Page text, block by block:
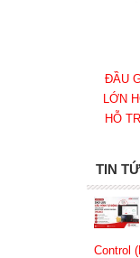
ĐẦU
LỚN
HỖ
TIN
Control